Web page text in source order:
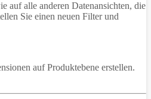
auf alle anderen Datenansichten, die
Sie einen neuen Filter und
auf Produktebene erstellen.